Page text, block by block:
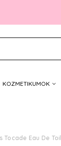
KOZMETIKUMOK
Tocade Eau De